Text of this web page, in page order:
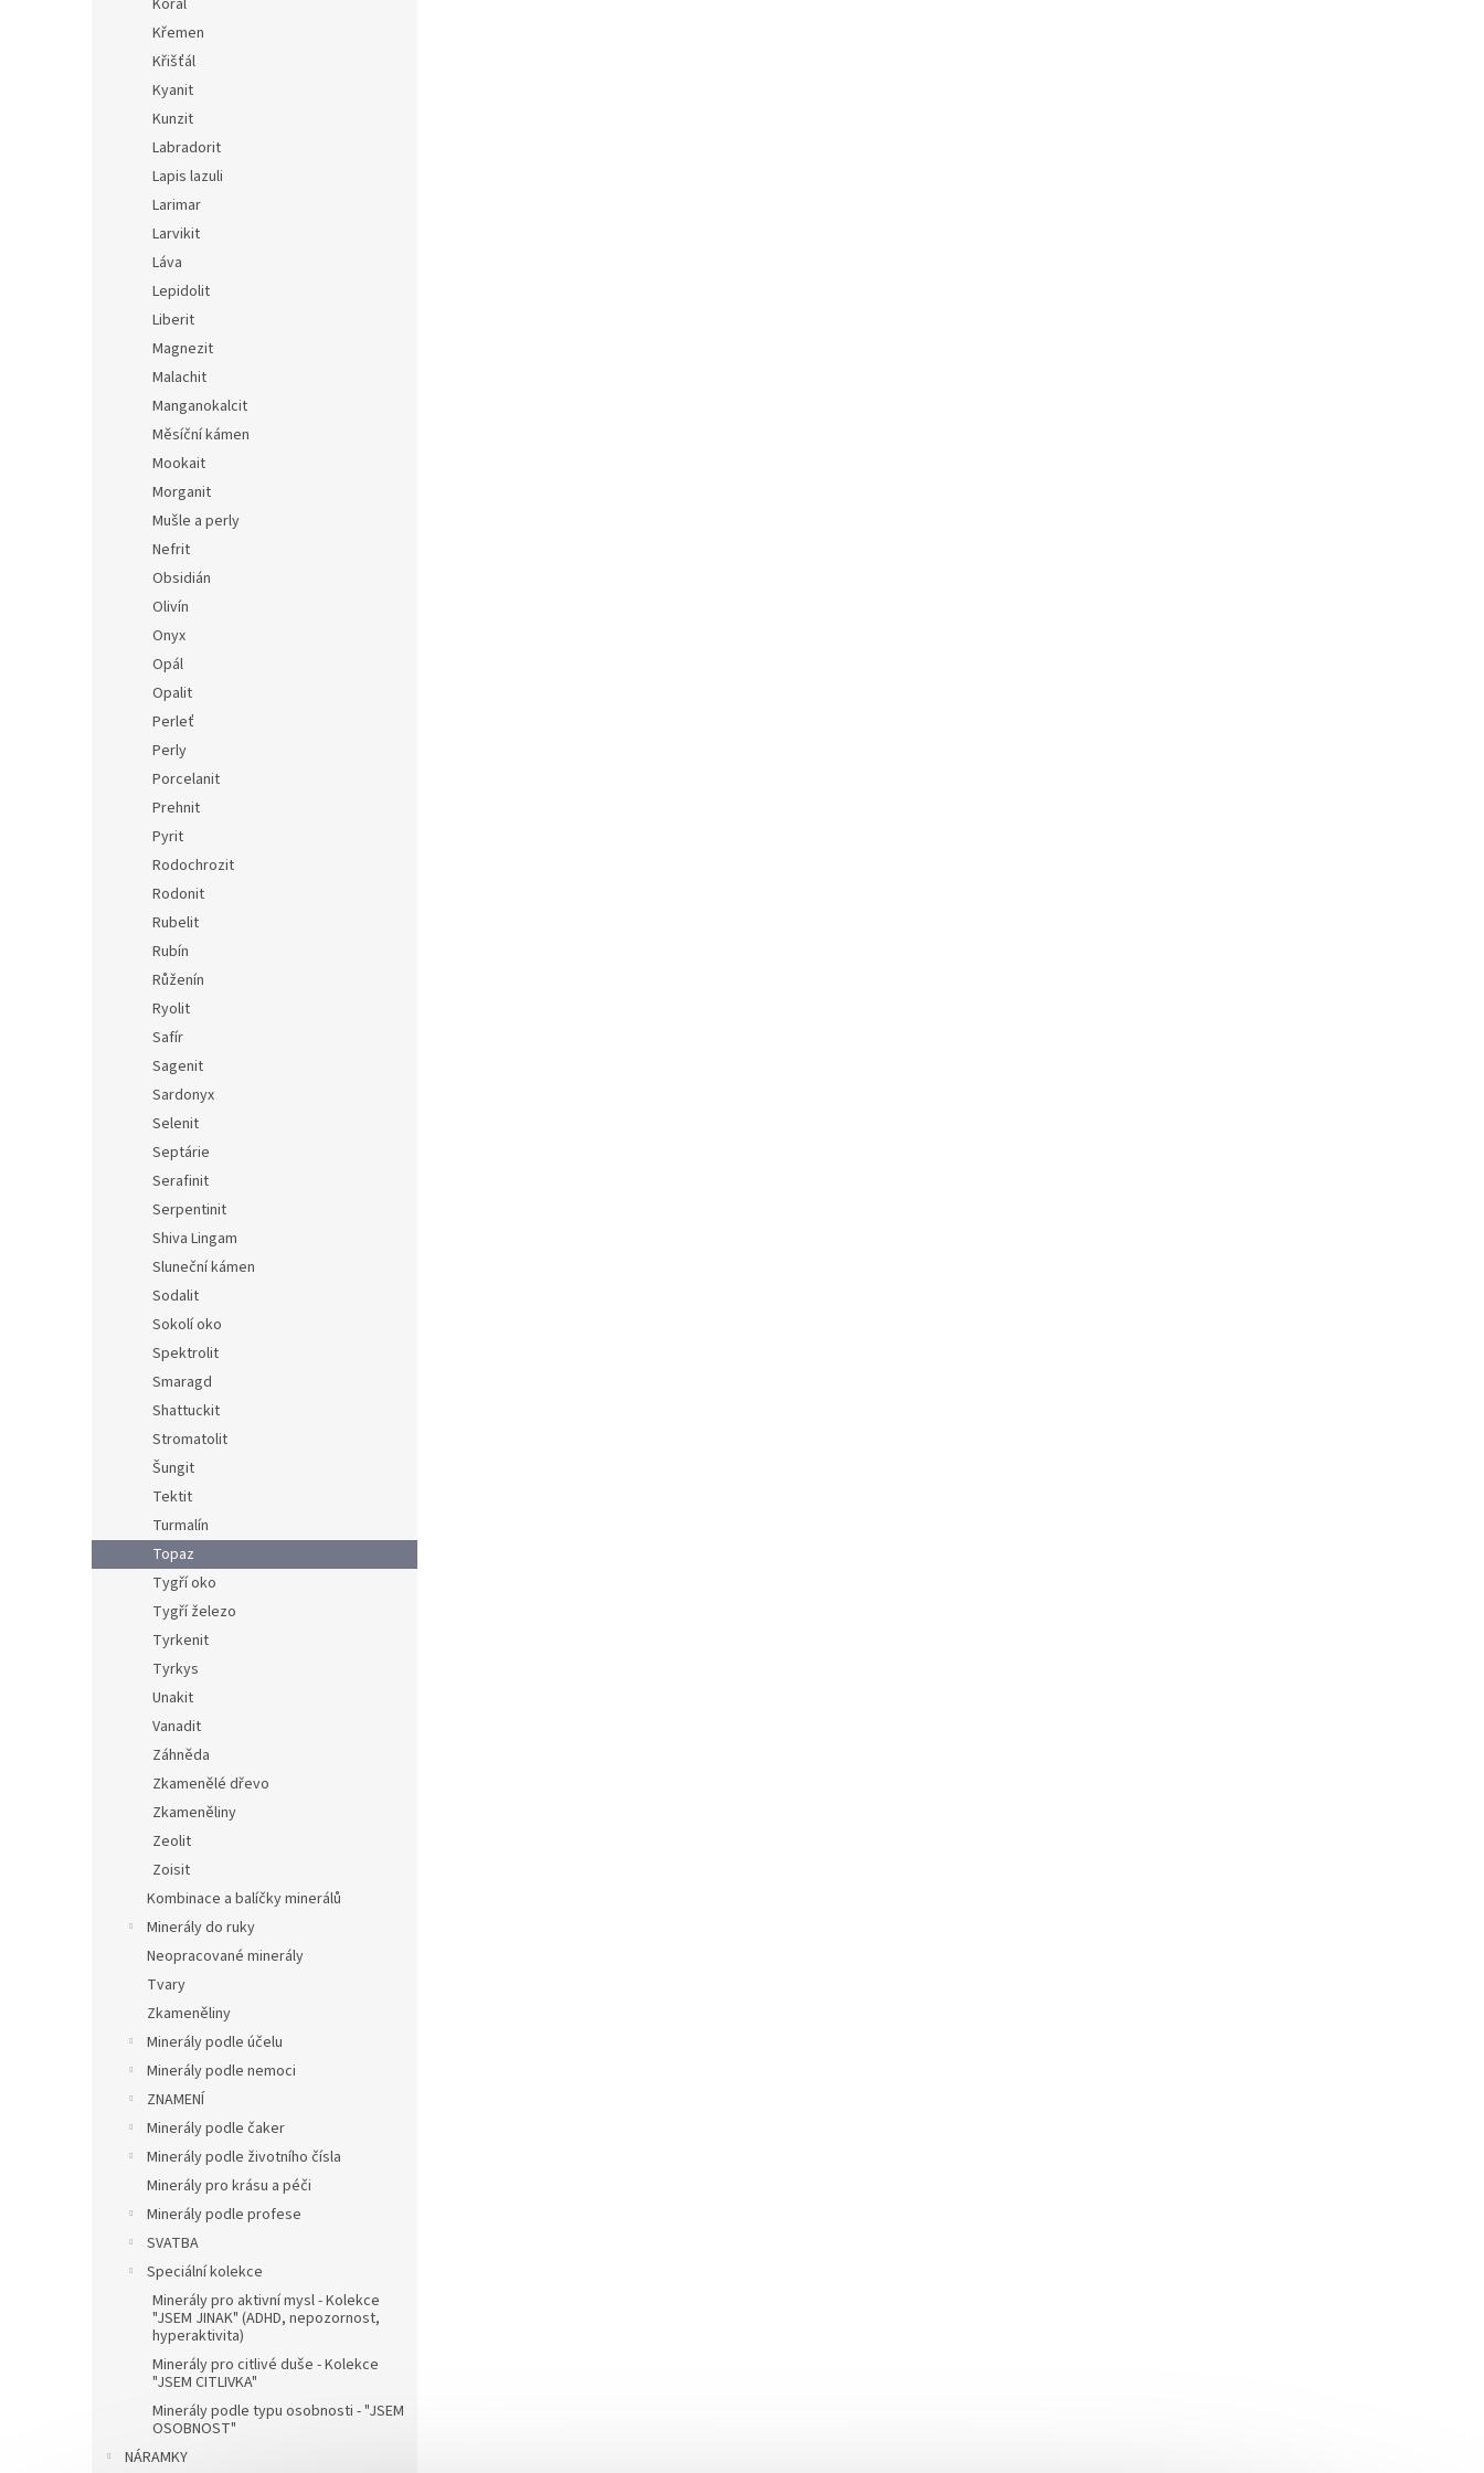
Korál
Křemen
Křišťál
Kyanit
Kunzit
Labradorit
Lapis lazuli
Larimar
Larvikit
Láva
Lepidolit
Liberit
Magnezit
Malachit
Manganokalcit
Měsíční kámen
Mookait
Morganit
Mušle a perly
Nefrit
Obsidián
Olivín
Onyx
Opál
Opalit
Perleť
Perly
Porcelanit
Prehnit
Pyrit
Rodochrozit
Rodonit
Rubelit
Rubín
Růženín
Ryolit
Safír
Sagenit
Sardonyx
Selenit
Septárie
Serafinit
Serpentinit
Shiva Lingam
Sluneční kámen
Sodalit
Sokolí oko
Spektrolit
Smaragd
Shattuckit
Stromatolit
Šungit
Tektit
Turmalín
Topaz
Tygří oko
Tygří železo
Tyrkenit
Tyrkys
Unakit
Vanadit
Záhněda
Zkamenělé dřevo
Zkameněliny
Zeolit
Zoisit
Kombinace a balíčky minerálů
Minerály do ruky
Neopracované minerály
Tvary
Zkameněliny
Minerály podle účelu
Minerály podle nemoci
ZNAMENÍ
Minerály podle čaker
Minerály podle životního čísla
Minerály pro krásu a péči
Minerály podle profese
SVATBA
Speciální kolekce
Minerály pro aktivní mysl - Kolekce
"JSEM JINAK" (ADHD, nepozornost,
hyperaktivita)
Minerály pro citlivé duše - Kolekce
"JSEM CITLIVKA"
Minerály podle typu osobnosti - "JSEM
OSOBNOST"
NÁRAMKY